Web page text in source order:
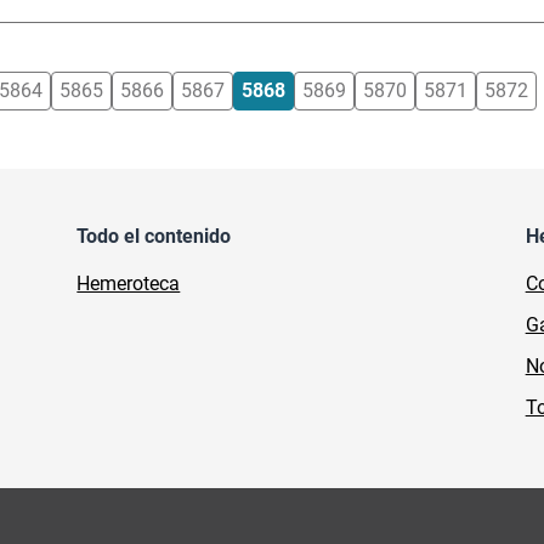
5864 5865 5866 5867 5868 5869 5870 5871 5872
Todo el contenido
Hemeroteca